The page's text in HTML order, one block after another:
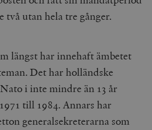
utan hela tre gånger.
längst har innehaft ämbetet
Det har holländske
i inte mindre än 13 år
till 1984. Annars har
generalsekreterarna som